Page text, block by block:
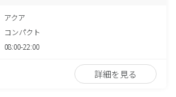
アクア
コンパクト
08:00-22:00
詳細を見る